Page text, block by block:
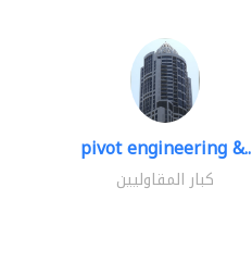
pivot engineering &..
كبار المقاوليين